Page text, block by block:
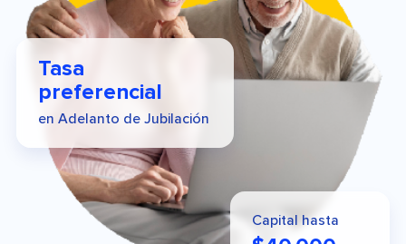
Tasa
preferencial
en Adelanto de Jubilación
Capital hasta